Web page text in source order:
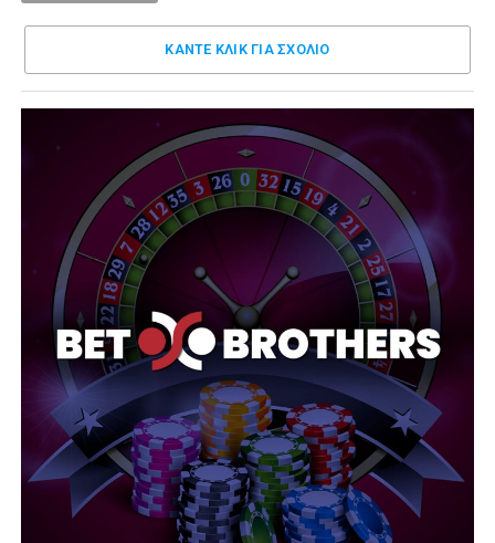
ΚΑΝΤΕ ΚΛΊΚ ΓΙΑ ΣΧΌΛΙΟ